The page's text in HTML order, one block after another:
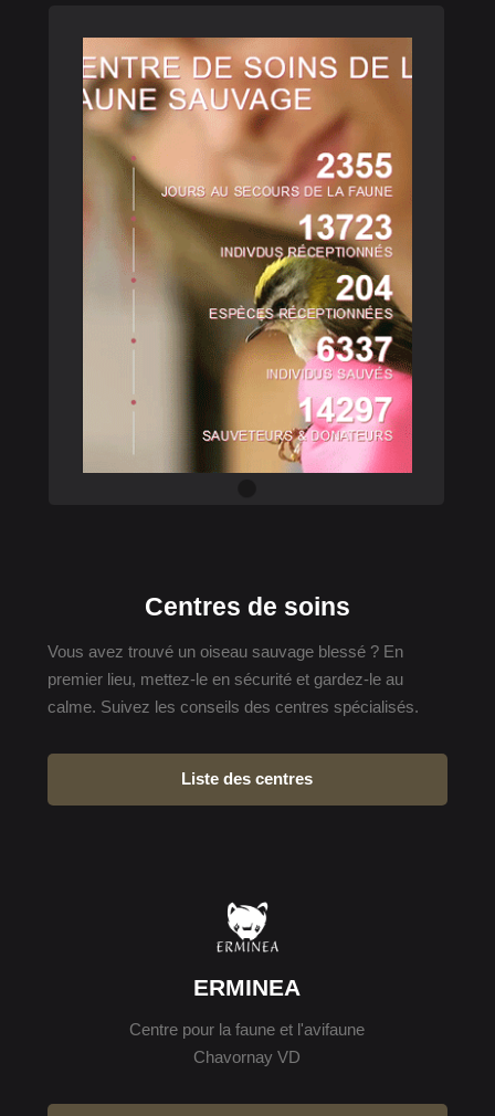
Centres de soins
Vous avez trouvé un oiseau sauvage blessé ? En
premier lieu, mettez-le en sécurité et gardez-le au
calme. Suivez les conseils des centres spécialisés.
Liste des centres
ERMINEA
Centre pour la faune et l'avifaune
Chavornay VD